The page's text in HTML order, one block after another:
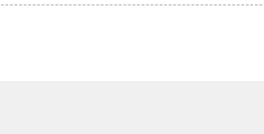
können Sie anschließend Ihren